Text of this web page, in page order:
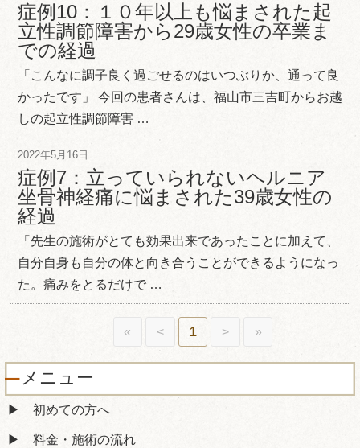
症例10：１０年以上も悩まされた起
立性調節障害から29歳女性の卒業ま
での経過
「こんなに調子良く過ごせるのはいつぶりか、通って良
かったです」 今回の患者さんは、福山市三吉町からお越
しの起立性調節障害 …
2022年5月16日
症例7：立っていられないヘルニア
坐骨神経痛に悩まされた39歳女性の
経過
「先生の施術がとても効果出来であったことに加えて、
自分自身も自分の体と向き合うことができるようになっ
た。痛みをとるだけで …
« < 1 > »
メニュー
初めての方へ
料金・施術の流れ